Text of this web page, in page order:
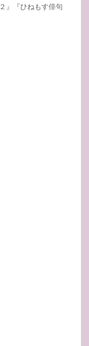
』『ひねもす俳句